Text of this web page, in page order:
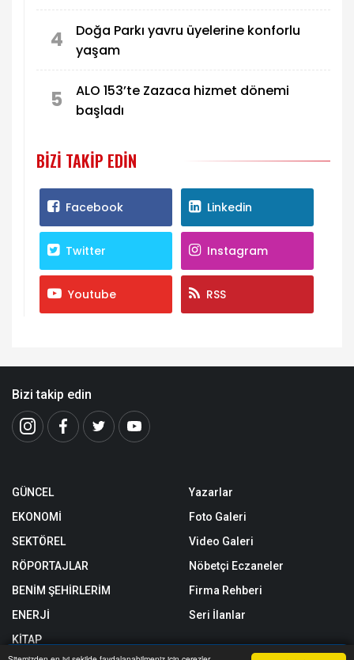
4
Doğa Parkı yavru üyelerine konforlu
yaşam
5
ALO 153’te Zazaca hizmet dönemi
başladı
BIZI TAKIP EDIN
Facebook Linkedin
Twitter Instagram
Youtube RSS
Bizi takip edin
GÜNCEL
EKONOMİ
SEKTÖREL
RÖPORTAJLAR
BENİM ŞEHİRLERİM
ENERJİ
KİTAP
Yazarlar
Foto Galeri
Video Galeri
Nöbetçi Eczaneler
Firma Rehberi
Seri İlanlar